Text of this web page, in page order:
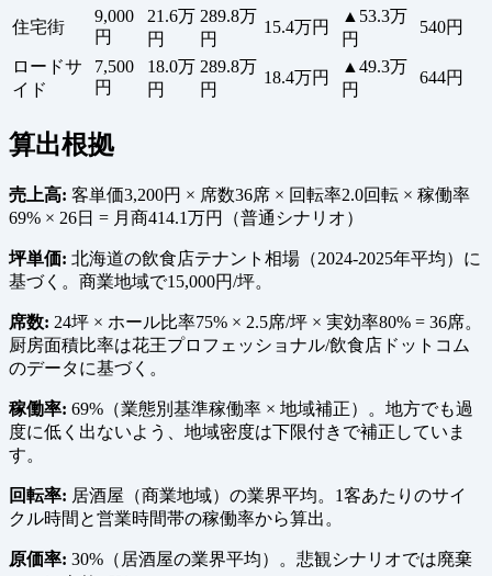
住宅街
9,000
円
21.6万
円
289.8万
円
15.4万円
▲53.3万
円
540円
ロードサ
イド
7,500
円
18.0万
円
289.8万
円
18.4万円
▲49.3万
円
644円
算出根拠
売上高: 客単価3,200円 × 席数36席 × 回転率2.0回転 × 稼働率
69% × 26日 = 月商414.1万円（普通シナリオ）
坪単価: 北海道の飲食店テナント相場（2024-2025年平均）に
基づく。商業地域で15,000円/坪。
席数: 24坪 × ホール比率75% × 2.5席/坪 × 実効率80% = 36席。
厨房面積比率は花王プロフェッショナル/飲食店ドットコム
のデータに基づく。
稼働率: 69%（業態別基準稼働率 × 地域補正）。地方でも過
度に低く出ないよう、地域密度は下限付きで補正していま
す。
回転率: 居酒屋（商業地域）の業界平均。1客あたりのサイ
クル時間と営業時間帯の稼働率から算出。
原価率: 30%（居酒屋の業界平均）。悲観シナリオでは廃棄